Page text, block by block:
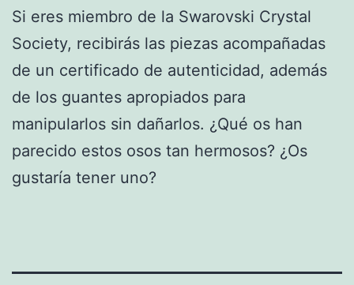
Si eres miembro de la Swarovski Crystal
Society, recibirás las piezas acompañadas
de un certificado de autenticidad, además
de los guantes apropiados para
manipularlos sin dañarlos. ¿Qué os han
parecido estos osos tan hermosos? ¿Os
gustaría tener uno?